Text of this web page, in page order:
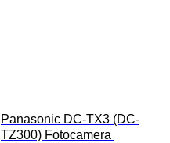
Panasonic DC-TX3 (DC-
TZ300) Fotocamera